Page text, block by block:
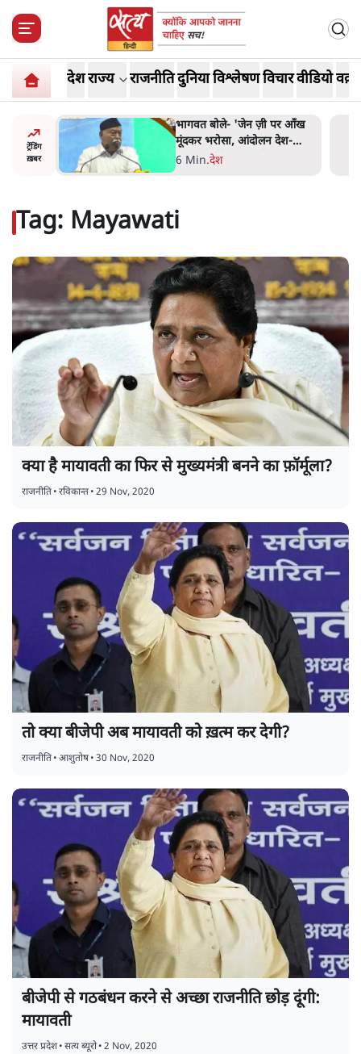
देशराज्य राजनीतिदुनियाविश्लेषणविचारवीडियो
ट्रेंडिंग
ख़बर
बोले थे-
अतीक अहमद के बेटे अबान अहमद
की सड़क हादसे में मौत, जेल में बंद
भाई से मिलने जा रहे थे
5 Min.उत्तर प्रदेश
Tag: Mayawati
क्या है मायावती का फिर से मुख्यमंत्री बनने का फ़ॉर्मूला?
राजनीति•रविकान्त•29 Nov, 2020
तो क्या बीजेपी अब मायावती को ख़त्म कर देगी?
राजनीति•आशुतोष•30 Nov, 2020
बीजेपी से गठबंधन करने से अच्छा राजनीति छोड़ दूंगी:
मायावती
उत्तर प्रदेश•सत्य ब्यूरो•2 Nov, 2020